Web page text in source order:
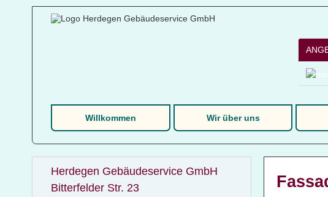
Willkommen Wir über uns
Herdegen Gebäudeservice GmbH
Bitterfelder Str. 23